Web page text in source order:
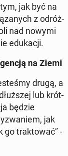
jak być na
z od­róż­
nad nowymi
edu­ka­cji.
na Ziemi
drugą, a
lub krót­
będzie
jak
go trak­to­wać” -